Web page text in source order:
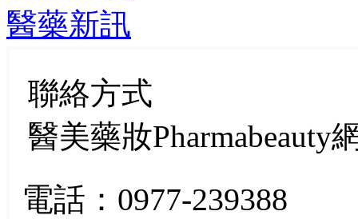
醫藥新訊
聯絡方式
醫美藥妝Pharmabeauty
電話：0977-239388